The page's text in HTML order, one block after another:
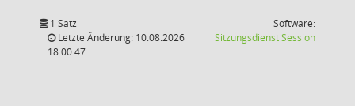
1 Satz
Letzte Änderung: 10.08.2026
18:00:47
Software:
SitzungsdienstSession(Wird in